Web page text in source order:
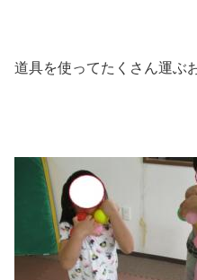
道具を使ってたくさん運ぶ